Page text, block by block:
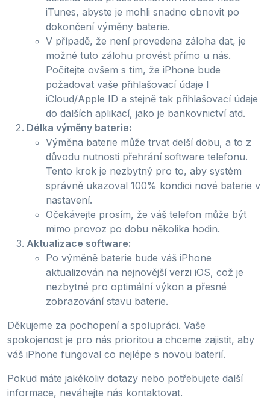
iTunes, abyste je mohli snadno obnovit po
dokončení výměny baterie.
V případě, že není provedena záloha dat, je
možné tuto zálohu provést přímo u nás.
Počítejte ovšem s tím, že iPhone bude
požadovat vaše přihlašovací údaje l
iCloud/Apple ID a stejně tak přihlašovací údaje
do dalších aplikací, jako je bankovnictví atd.
Délka výměny baterie:
Výměna baterie může trvat delší dobu, a to z
důvodu nutnosti přehrání software telefonu.
Tento krok je nezbytný pro to, aby systém
správně ukazoval 100% kondici nové baterie v
nastavení.
Očekávejte prosím, že váš telefon může být
mimo provoz po dobu několika hodin.
Aktualizace software:
Po výměně baterie bude váš iPhone
aktualizován na nejnovější verzi iOS, což je
nezbytné pro optimální výkon a přesné
zobrazování stavu baterie.
Děkujeme za pochopení a spolupráci. Vaše
spokojenost je pro nás prioritou a chceme zajistit, aby
váš iPhone fungoval co nejlépe s novou baterií.
Pokud máte jakékoliv dotazy nebo potřebujete další
informace, neváhejte nás kontaktovat.